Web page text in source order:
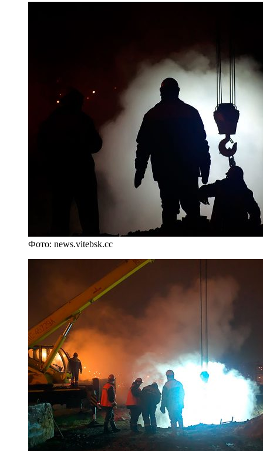
Фото: news.vitebsk.сс